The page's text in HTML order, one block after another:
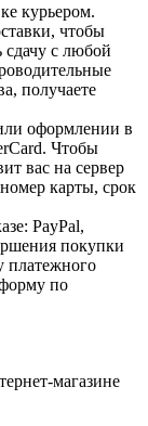
курьером.
чтобы
сдачу с любой
получаете
оформлении в
Чтобы
вас на сервер
карты, срок
PayPal,
покупки
платежного
по
магазине